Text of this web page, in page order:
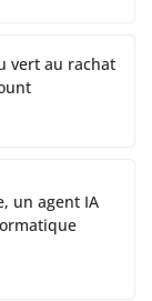
vert au rachat
un agent IA